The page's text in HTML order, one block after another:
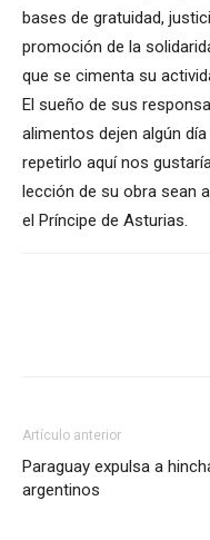
bases de gratuidad,
promoción de la
que se cimenta su
El sueño de sus
alimentos dejen algún
repetirlo aquí nos
lección de su obra sean
el Príncipe de Asturias.
Artículo anterior
Paraguay expulsa a
argentinos